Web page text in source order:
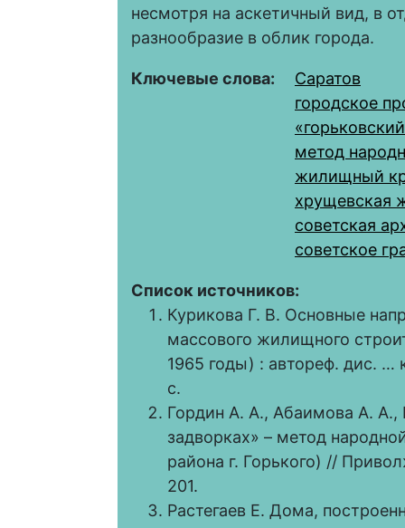
несмотря на аскетичный вид, в
разнообразие в облик города.
Ключевые слова:
Саратов
городское
метод
жилищный
хрущевская
советская
советское
Список источников:
Курикова Г. В. Основные
массового жилищного
1965 годы) : автореф. дис. …
с.
Гордин А. А., Абаимова А. А.,
задворках» – метод
района г. Горького) //
201.
Растегаев Е. Дома,